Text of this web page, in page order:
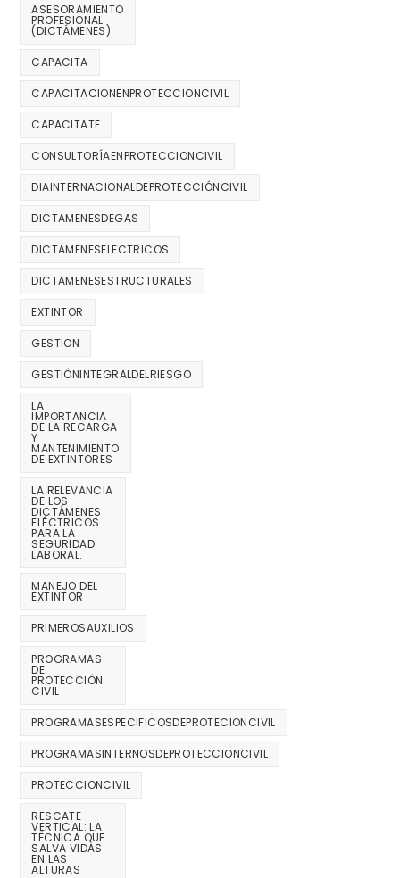
ASESORAMIENTO
PROFESIONAL
(DICTÁMENES)
CAPACITA
CAPACITACIONENPROTECCIONCIVIL
CAPACITATE
CONSULTORÍAENPROTECCIONCIVIL
DIAINTERNACIONALDEPROTECCIÓNCIVIL
DICTAMENESDEGAS
DICTAMENESELECTRICOS
DICTAMENESESTRUCTURALES
EXTINTOR
GESTION
GESTIÓNINTEGRALDELRIESGO
LA
IMPORTANCIA
DE LA RECARGA
Y
MANTENIMIENTO
DE EXTINTORES
LA RELEVANCIA
DE LOS
DICTÁMENES
ELÉCTRICOS
PARA LA
SEGURIDAD
LABORAL.
MANEJO DEL
EXTINTOR
PRIMEROSAUXILIOS
PROGRAMAS
DE
PROTECCIÓN
CIVIL
PROGRAMASESPECIFICOSDEPROTECIONCIVIL
PROGRAMASINTERNOSDEPROTECCIONCIVIL
PROTECCIONCIVIL
RESCATE
VERTICAL: LA
TÉCNICA QUE
SALVA VIDAS
EN LAS
ALTURAS